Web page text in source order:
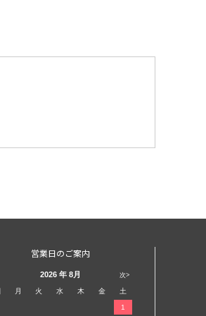
営業日のご案内
次>
2026 年 8月
月 火 水 木 金 土
1